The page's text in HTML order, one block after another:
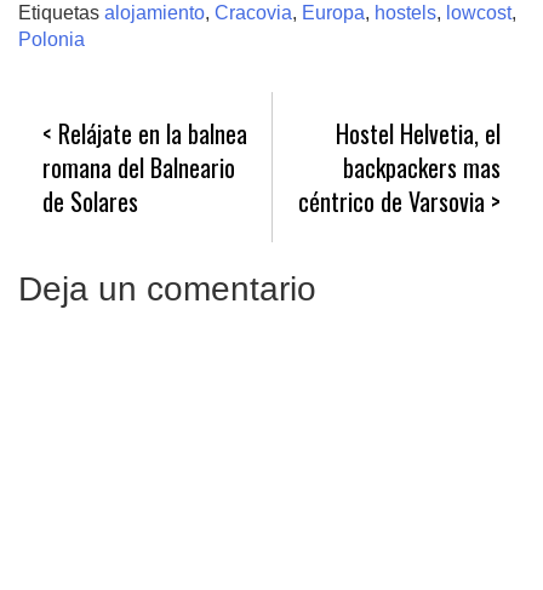
Etiquetas alojamiento, Cracovia, Europa, hostels, lowcost,
Polonia
Navegación
de
entradas
Relájate en la balnea
romana del Balneario
de Solares
Hostel Helvetia, el
backpackers mas
céntrico de Varsovia
Deja un comentario